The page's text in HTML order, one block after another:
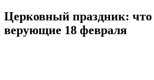
Церковный праздник:
верующие 18 февраля